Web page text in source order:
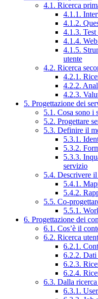
4.1. Ricerca
4.1.1.
4.1.2.
4.1.3.
4.1.4.
4.1.5.
utente
4.2. Ricerca
4.2.1.
4.2.2.
4.2.3.
5. Progettazione dei
5.1. Cosa sono i
5.2. Progettare
5.3. Definire il
5.3.1.
5.3.2.
5.3.3.
servizio
5.4. Descrivere
5.4.1.
5.4.2.
5.5. Co-
5.5.1.
6. Progettazione dei
6.1. Cos’è il
6.2. Ricerca
6.2.1.
6.2.2. Dati
6.2.3.
6.2.4.
6.3. Dalla
6.3.1.